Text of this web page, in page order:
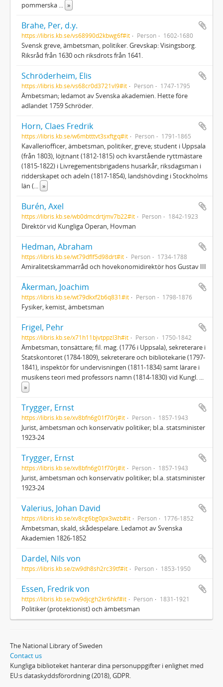
pommerska ... »
Brahe, Per, d.y.
https://libris.kb.se/vs68990d2kbwg6f#it Person 1602-1680
Svensk greve, ämbetsman, politiker. Grevskap: Visingsborg.
Riksråd från 1630 och riksdrots från 1641.
Schröderheim, Elis
https://libris.kb.se/vs68cr0d3721vl9#it Person 1747-1795
Ämbetsman; ledamot av Svenska akademien. Hette före
adlandet 1759 Schröder.
Horn, Claes Fredrik
https://libris.kb.se/w6mbtttvt3sxftgq#it Person 1791-1865
Kavalleriofficer, ämbetsman, politiker, greve; student i Uppsala
(från 1803), löjtnant (1812-1815) och kvarstående ryttmästare
(1815-1822) i Livregementsbrigadens husarkår, riksdagsman i
ridderskapet och adeln (1817-1854), landshövding i Stockholms
län (... »
Burén, Axel
https://libris.kb.se/wb0dmcdrtjmv7b22#it Person 1842-1923
Direktör vid Kungliga Operan, Hovman
Hedman, Abraham
https://libris.kb.se/wt79dflf5d98drt#it Person 1734-1788
Amiralitetskammarråd och hovekonomidirektör hos Gustav III
Åkerman, Joachim
https://libris.kb.se/wt79dkxf2b6q831#it Person 1798-1876
Fysiker, kemist, ämbetsman
Frigel, Pehr
https://libris.kb.se/x71h11bjvtppzl3h#it Person 1750-1842
Ämbetsman, tonsättare; fil. mag. (1776 i Uppsala), sekreterare i
Statskontoret (1784-1809), sekreterare och bibliotekarie (1797-
1841), inspektör för undervisningen (1811-1834) samt lärare i
musikens teori med professors namn (1814-1830) vid Kungl. ...
»
Trygger, Ernst
https://libris.kb.se/xv8bfn6g01f70rj#it Person 1857-1943
Jurist, ämbetsman och konservativ politiker; bl.a. statsminister
1923-24
Trygger, Ernst
https://libris.kb.se/xv8bfn6g01f70rj#it Person 1857-1943
Jurist, ämbetsman och konservativ politiker; bl.a. statsminister
1923-24
Valerius, Johan David
https://libris.kb.se/xv8cg6bg0px3wzb#it Person 1776-1852
Ämbetsman, skald, skådespelare. Ledamot av Svenska
Akademien 1826-1852
Dardel, Nils von
https://libris.kb.se/zw9dh8sh2rc39tf#it Person 1853-1950
Essen, Fredrik von
https://libris.kb.se/zw9djcgh2kr6hkf#it Person 1831-1921
Politiker (protektionist) och ämbetsman
The National Library of Sweden
Contact us
Kungliga biblioteket hanterar dina personuppgifter i enlighet med
EU:s dataskyddsförordning (2018), GDPR.